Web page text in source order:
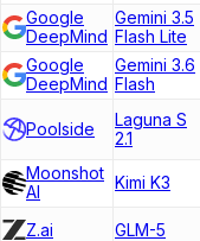
Google
DeepMind
Gemini 3.5
Flash Lite
Google
DeepMind
Gemini 3.6
Flash
Poolside
Laguna S
2.1
Moonshot
AI
Kimi K3
Z.ai GLM-5